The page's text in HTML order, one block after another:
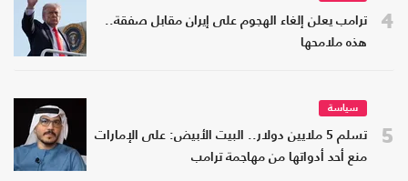
4
ترامب يعلن إلغاء الهجوم على إيران مقابل صفقة..
هذه ملامحها
5
سياسة
تسلم 5 ملايين دولار.. البيت الأبيض: على الإمارات
منع أحد أدواتها من مهاجمة ترامب